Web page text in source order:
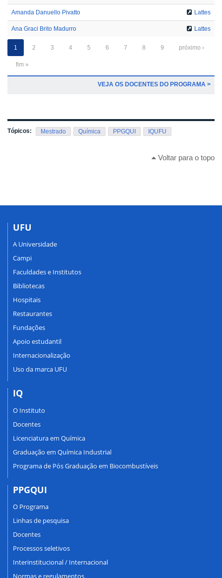
Amanda Danuello Pivatto Lattes
Ana Graci Brito Madurro Lattes
1 2 3 4 5 6 7 8 9 próximo ›
fim »
VEJA OS DOCENTES DO PROGRAMA >
Tópicos: Mestrado Química PPGQUI IQUFU
Voltar para o topo
UFU
A Universidade
Campi
Faculdades e Institutos
Bibliotecas
Hospitais
Restaurantes
Fundações
Apoio estudantil
Internacionalização
Uso da marca UFU
IQ
O Instituto
Docentes
Licenciatura em Química
Graduação em Química Industrial
Programa de Pós Graduação em Biocombustíveis
PPGQUI
O Programa
Linhas de pesquisa
Docentes
Processos seletivos
Interinstitucional / Internacional
Normas e regulamentos